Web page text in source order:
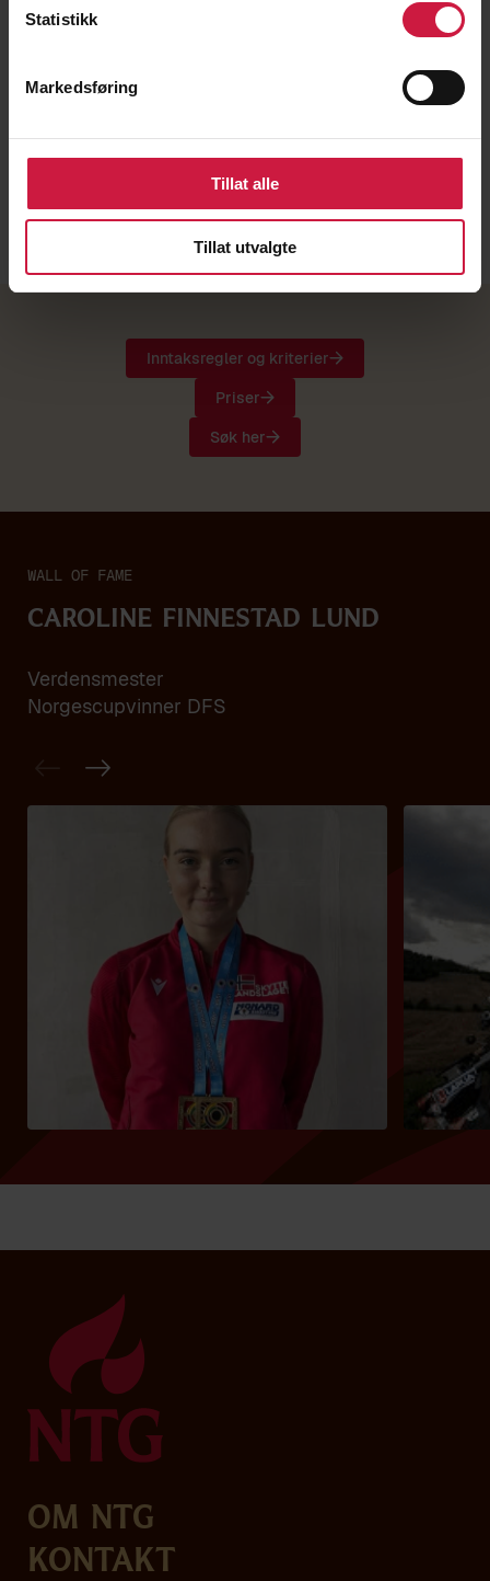
Statistikk
Markedsføring
Tillat alle
Tillat utvalgte
Wenche sørger for en helhetlig oppfølging av elevene
både på dag og kveldstid. Har trener 2 utdannelse og
diverse leder kurs. Jobber også som klubbutvikler i
Norges Skytterforbund. Har vært leder for Eidskog
911 51 137
Inntaksregler og kriterier
Priser
Søk her
WALL OF FAME
Caroline Finnestad Lund
Verdensmester
Norgescupvinner DFS
Om NTG
Kontakt